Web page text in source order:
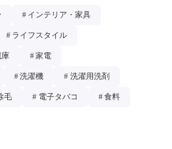
インテリア・家具
ライフスタイル
庫 家電
洗濯機 洗濯用洗剤
毛 電子タバコ 食料